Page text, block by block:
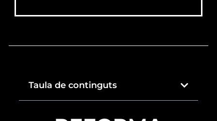
Taula de continguts